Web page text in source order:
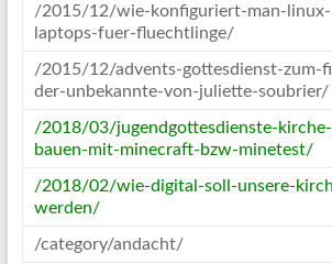
/2015/12/wie-konfiguriert-man-linux-
laptops-fuer-fluechtlinge/
/2015/12/advents-gottesdienst-zum-
der-unbekannte-von-juliette-soubrier/
/2018/03/jugendgottesdienste-kirche-
bauen-mit-minecraft-bzw-minetest/
/2018/02/wie-digital-soll-unsere-
werden/
/category/andacht/